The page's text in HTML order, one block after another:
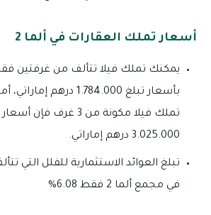
أسعار تملك العقارات في ألما 2
بأسعار تبلغ 1.784.000
تملك فيلا مكونة من 3 غرف
3.025.000 درهم إماراتي.
تبلغ العوائد الاستثمارية للفلل التي
في مجمع ألما 2 فقط 6.08%